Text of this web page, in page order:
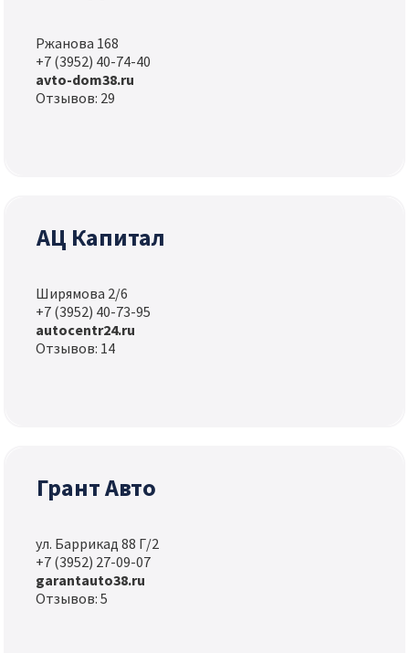
Ржанова 168
+7 (3952) 40-74-40
avto-dom38.ru
Отзывов: 29
АЦ Капитал
Ширямова 2/6
+7 (3952) 40-73-95
autocentr24.ru
Отзывов: 14
Грант Авто
ул. Баррикад 88 Г/2
+7 (3952) 27-09-07
garantauto38.ru
Отзывов: 5